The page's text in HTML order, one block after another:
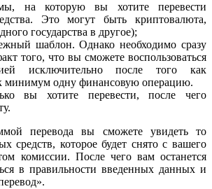
на которую вы хотите перевести
Это могут быть криптовалюта,
государства в другое);
шаблон. Однако необходимо сразу
того, что вы сможете воспользоваться
исключительно после того как
минимум одну финансовую операцию.
вы хотите перевести, после чего
перевода вы сможете увидеть то
средств, которое будет снято с вашего
комиссии. После чего вам останется
в правильности введенных данных и